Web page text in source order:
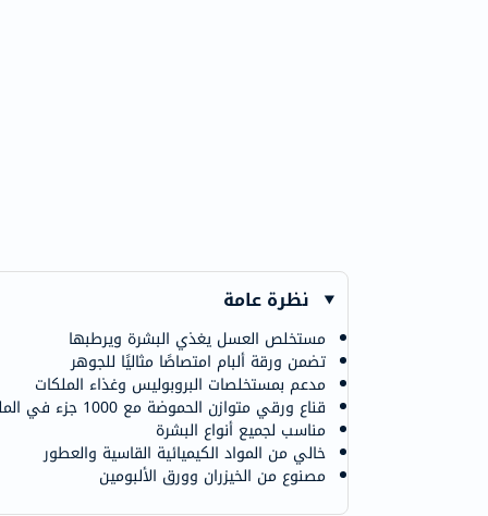
نظرة عامة
مستخلص العسل يغذي البشرة ويرطبها
تضمن ورقة ألبام امتصاصًا مثاليًا للجوهر
مدعم بمستخلصات البروبوليس وغذاء الملكات
قناع ورقي متوازن الحموضة مع 1000 جزء في المليون من العسل
مناسب لجميع أنواع البشرة
خالي من المواد الكيميائية القاسية والعطور
مصنوع من الخيزران وورق الألبومين